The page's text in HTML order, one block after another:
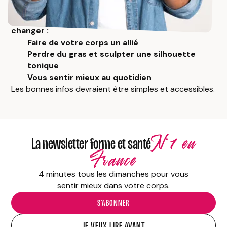
dernier…
Pourtant, de simples habitudes peuvent tout
changer :
Faire de votre corps un allié
Perdre du gras et sculpter une silhouette
tonique
Vous sentir mieux au quotidien
Les bonnes infos devraient être simples et accessibles.
La newsletter forme et santéN°1 en
France
4 minutes tous les dimanches pour vous
sentir mieux dans votre corps.
S’ABONNER